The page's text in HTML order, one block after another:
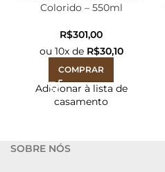
Colorido – 550ml
R$
ou 10x de R$30,10
COMPRAR
Adicionar à lista de
casamento
SOBRE NÓS